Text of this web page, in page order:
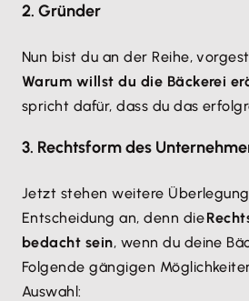
2. Gründer
Nun bist du an der Reihe,
Warum willst du die Bäckerei
spricht dafür, dass du das
3. Rechtsform des
Jetzt stehen weitere
Entscheidung an, denn die
bedacht sein, wenn du deine
Folgende gängigen
Auswahl: